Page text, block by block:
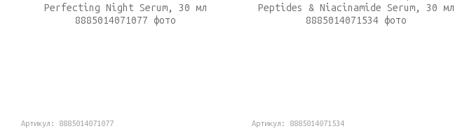
Артикул: 8885014071077 Артикул: 8885014071534